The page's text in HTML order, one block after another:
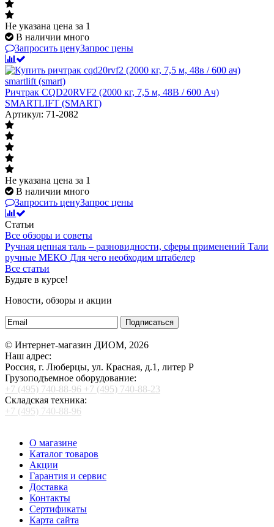
Не указана цена за 1
В наличии много
Запросить ценуЗапрос цены
Ричтрак CQD20RVF2 (2000 кг, 7,5 м, 48В / 600 Ач)
SMARTLIFT (SMART)
Артикул: 71-2082
Не указана цена за 1
В наличии много
Запросить ценуЗапрос цены
Статьи
Все обзоры и советы
Ручная цепная таль – разновидности, сферы применений Тали
ручные МЕКО Для чего необходим штабелер
Все статьи
Будьте в курсе!
Новости, обзоры и акции
Подписаться
© Интернет-магазин ДИОМ, 2026
Наш адрес:
Россия, г. Люберцы, ул. Красная, д.1, литер Р
Грузоподъемное оборудование:
+7 (495) 740-88-96 +7 (495) 740-88-23
Складская техника:
+7 (495) 740-88-96
О магазине
Каталог товаров
Акции
Гарантия и сервис
Доставка
Контакты
Сертификаты
Карта сайта